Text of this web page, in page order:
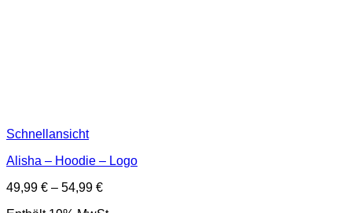
Schnellansicht
Alisha – Hoodie – Logo
49,99 € – 54,99 €Preisspanne: